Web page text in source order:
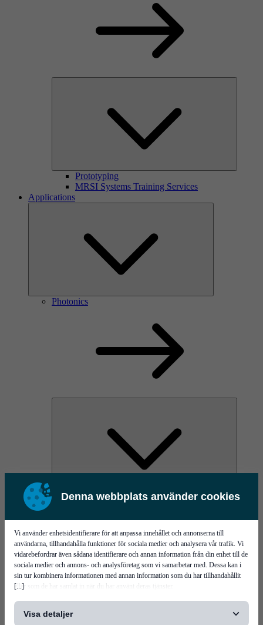
Denna webbplats använder cookies
[...]
Vi använder enhetsidentifierare för att anpassa innehållet och annonserna till
användarna, tillhandahålla funktioner för sociala medier och analysera vår trafik. Vi
vidarebefordrar även sådana identifierare och annan information från din enhet till de
sociala medier och annons- och analysföretag som vi samarbetar med. Dessa kan i
sin tur kombinera informationen med annan information som du har tillhandahållit
eller som de har samlat in när du har använt deras tjänster.
Visa detaljer
Prototyping
MRSI Systems Training Services
Applications
Photonics
AOC
Silicon Photonics
TO-TOSA/ROSA
Microwave & RF